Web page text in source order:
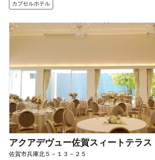
カプセルホテル
アクアデヴュー佐賀スィートテラス
佐賀市兵庫北５－１３－２５